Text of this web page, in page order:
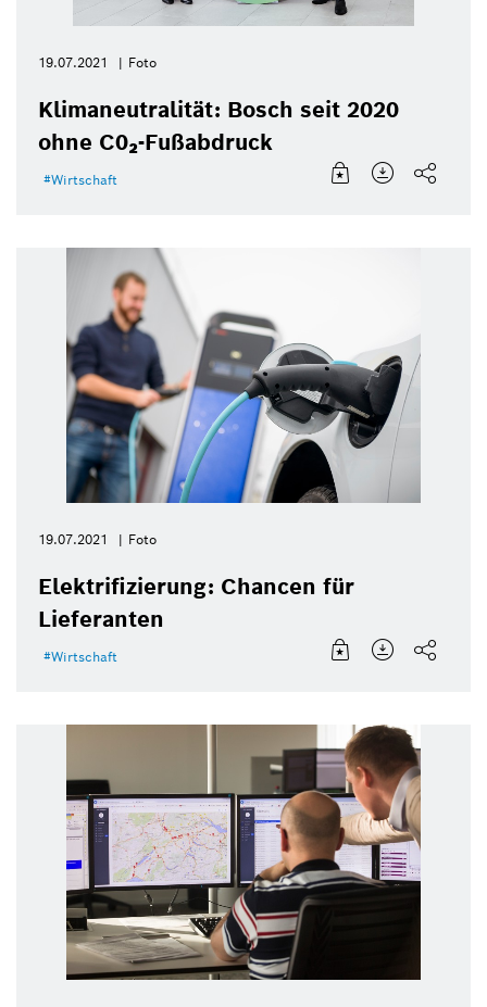
19.07.2021 Foto
Klimaneutralität: Bosch seit 2020
ohne C0₂-Fußabdruck
Wirtschaft
19.07.2021 Foto
Elektrifizierung: Chancen für
Lieferanten
Wirtschaft